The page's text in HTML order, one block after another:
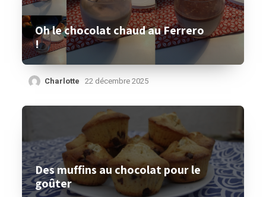
Oh le chocolat chaud au Ferrero
!
Charlotte 22 décembre 2025
Des muffins au chocolat pour le
goûter